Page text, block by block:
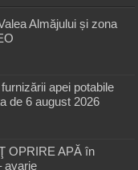
Almăjului și zona
apei potabile
de 6 august 2026
OPRIRE APĂ în
avarie